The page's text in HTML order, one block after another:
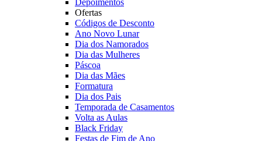
Depoimentos
Ofertas
Códigos de Desconto
Ano Novo Lunar
Dia dos Namorados
Dia das Mulheres
Páscoa
Dia das Mães
Formatura
Dia dos Pais
Temporada de Casamentos
Volta as Aulas
Black Friday
Festas de Fim de Ano